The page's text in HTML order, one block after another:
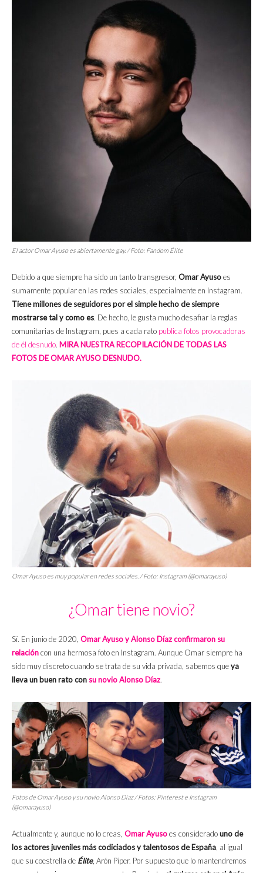
El actor Omar Ayuso es abiertamente gay. / Foto: Fandom Élite
Debido a que siempre ha sido un tanto transgresor, Omar Ayusoes
sumamente popular en las redes sociales, especialmente en Instagram.
Tiene millones de seguidores por el simple hecho de siempre
mostrarse tal y como es. De hecho, le gusta mucho desafiar la reglas
comunitarias de Instagram, pues a cada rato publica fotos provocadoras
de él desnudo. MIRA NUESTRA RECOPILACIÓN DE TODAS LAS
FOTOS DE OMAR AYUSO DESNUDO.
Omar Ayuso es muy popular en redes sociales. / Foto: Instagram (@omarayuso)
¿Omar tiene novio?
Sí. En junio de 2020, Omar Ayuso y Alonso Díaz confirmaron su
relacióncon una hermosa foto en Instagram. Aunque Omar siempre ha
sido muy discreto cuando se trata de su vida privada, sabemos queya
lleva un buen rato con su novio Alonso Díaz.
Fotos de Omar Ayuso y su novio Alonso Díaz / Fotos: Pinterest e Instagram
(@omarayuso)
Actualmente y, aunque no lo creas, Omar Ayusoes consideradouno de
los actores juveniles más codiciados y talentosos de España , al igual
que su coestrella de Élite, Arón Piper. Por supuesto que lo mantendremos